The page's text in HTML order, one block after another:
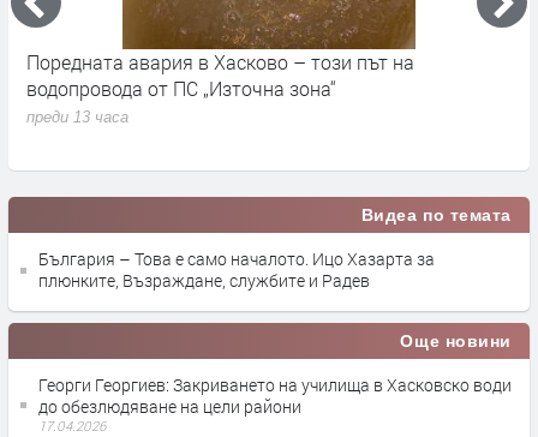
Поредната авария в Хасково – този път на
водопровода от ПС „Източна зона“
преди 13 часа
Видеа по темата
България – Това е само началото. Ицо Хазарта за
плюнките, Възраждане, службите и Радев
Още новини
Георги Георгиев: Закриването на училища в Хасковско води
до обезлюдяване на цели райони
17.04.2026